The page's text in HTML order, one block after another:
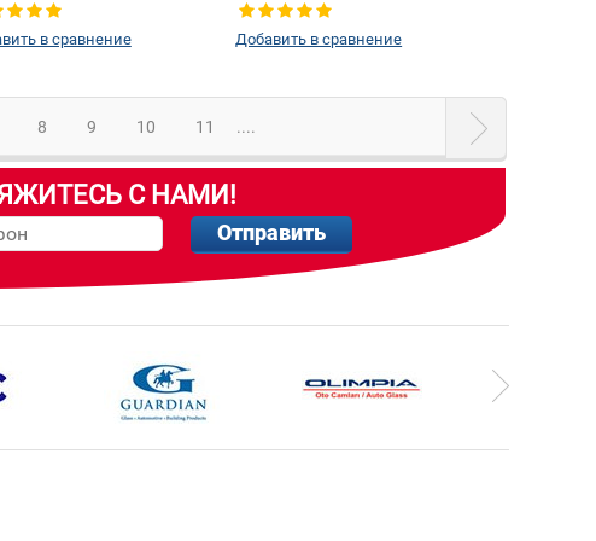
в сравнение Добавить в сравнение
8 9 10 11 ....
С НАМИ!
Отправить